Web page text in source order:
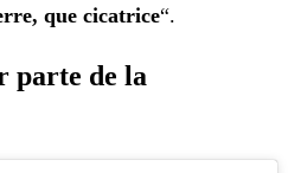
que cicatrice“.
parte de la